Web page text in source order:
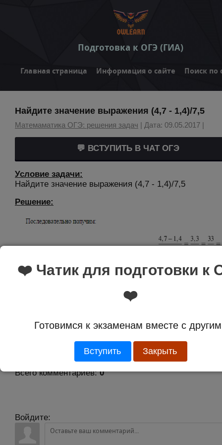
Подготовка к ОГЭ (ГИА)
Главная страница Информация о сайте Поиск по
Найдите значение выражения (4,7 - 1,4)/7,5
Матемаматика ОГЭ: решения задач | Дата: 09.05.2017 |
💬 ВСТУПИТЬ В ЧАТ ОГЭ
Условие задачи:
Найдите значение выражения (4,7 - 1,4)/7,5
Решение:
Ответ: 0,44
❤️ Чатик для подготовки к
❤️
Готовимся к экзаменам вместе с
Вступить Закрыть
Всего комментариев:0
Войдите: